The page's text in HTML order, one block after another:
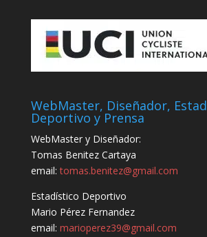
WebMaster, Diseñador,
Deportivo y Prensa
WebMaster y Diseñador:
Tomas Benitez Cartaya
email:tomas.benitez@gmail.com
Estadístico Deportivo
Mario Pérez Fernandez
email: marioperez39@gmail.com